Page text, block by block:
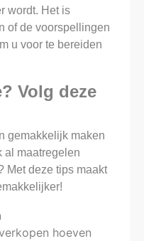
wordt. Het is
of de voorspellingen
u voor te bereiden
Volg deze
gemakkelijk maken
al maatregelen
Met deze tips maakt
hoeven